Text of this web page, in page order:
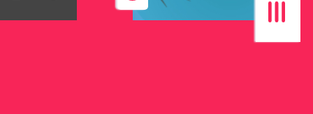
Toggle navigation